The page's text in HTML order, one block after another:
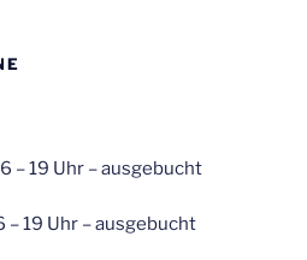
– 19 Uhr – ausgebucht
– 19 Uhr – ausgebucht